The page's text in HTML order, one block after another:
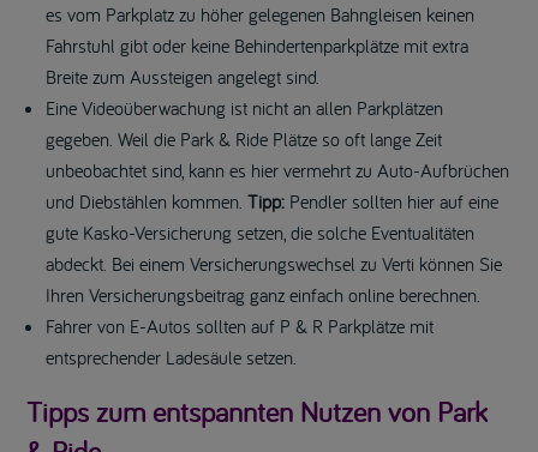
es vom Parkplatz zu höher gelegenen Bahngleisen keinen
Fahrstuhl gibt oder keine Behindertenparkplätze mit extra
Breite zum Aussteigen angelegt sind.
Eine Videoüberwachung ist nicht an allen Parkplätzen
gegeben. Weil die Park & Ride Plätze so oft lange Zeit
unbeobachtet sind, kann es hier vermehrt zu Auto-Aufbrüchen
und Diebstählen kommen.Tipp: Pendler sollten hier auf eine
gute Kasko-Versicherung setzen, die solche Eventualitäten
abdeckt. Bei einem Versicherungswechsel zu Verti können Sie
Ihren Versicherungsbeitrag ganz einfach online berechnen.
Fahrer von E-Autos sollten auf P & R Parkplätze mit
entsprechender Ladesäule setzen.
Tipps zum entspannten Nutzen von Park